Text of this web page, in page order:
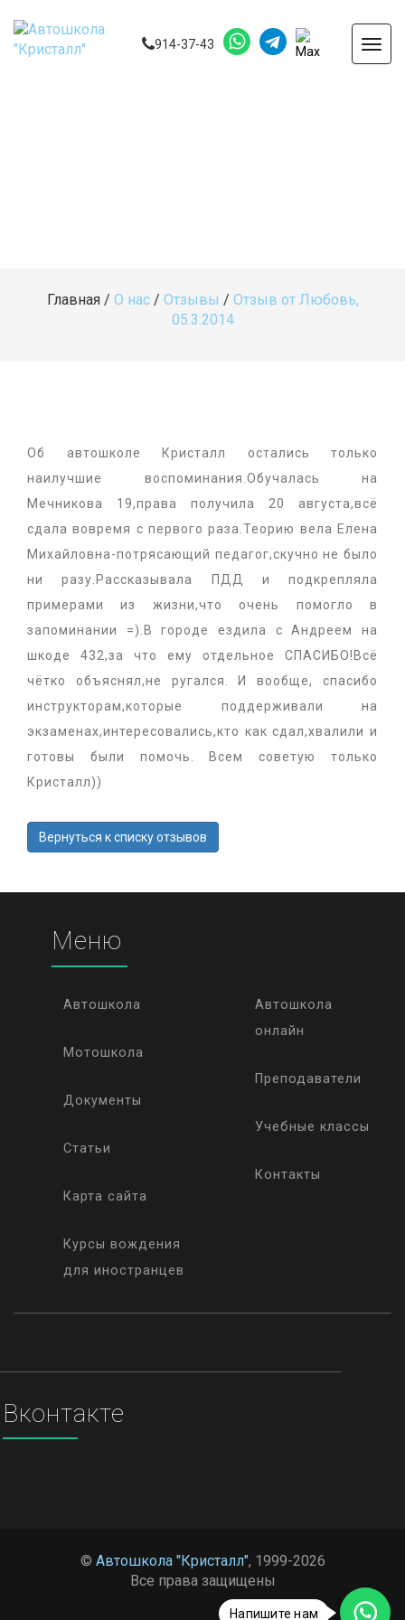
914-37-43
Главная/ О нас/ Отзывы / Отзыв от Любовь,
05.3.2014
Об автошколе Кристалл остались только
наилучшие воспоминания.Обучалась на
Мечникова 19,права получила 20 августа,всё
сдала вовремя с первого раза.Теорию вела Елена
Михайловна-потрясающий педагог,скучно не было
ни разу.Рассказывала ПДД и подкрепляла
примерами из жизни,что очень помогло в
запоминании =).В городе ездила с Андреем на
шкоде 432,за что ему отдельное СПАСИБО!Всё
чётко объяснял,не ругался. И вообще, спасибо
инструкторам,которые поддерживали на
экзаменах,интересовались,кто как сдал,хвалили и
готовы были помочь. Всем советую только
Кристалл))
Вернуться к списку отзывов
Меню
Автошкола
Мотошкола
Документы
Статьи
Карта сайта
Курсы вождения
для иностранцев
Автошкола
онлайн
Преподаватели
Учебные классы
Контакты
Вконтакте
© Автошкола "Кристалл", 1999-2026
Все права защищены
Напишите нам